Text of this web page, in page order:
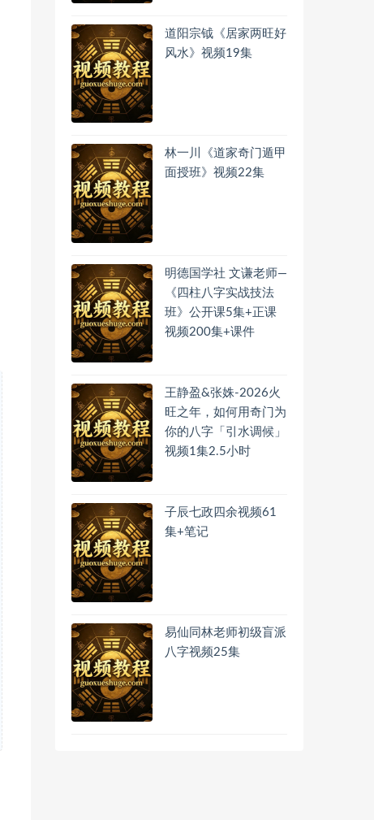
道阳宗钺《居家两旺好
风水》视频19集
林一川《道家奇门遁甲
面授班》视频22集
明德国学社 文谦老师—
《四柱八字实战技法
班》公开课5集+正课
视频200集+课件
王静盈&张姝-2026火
旺之年，如何用奇门为
你的八字「引水调候」
视频1集2.5小时
子辰七政四余视频61
集+笔记
易仙同林老师初级盲派
八字视频25集